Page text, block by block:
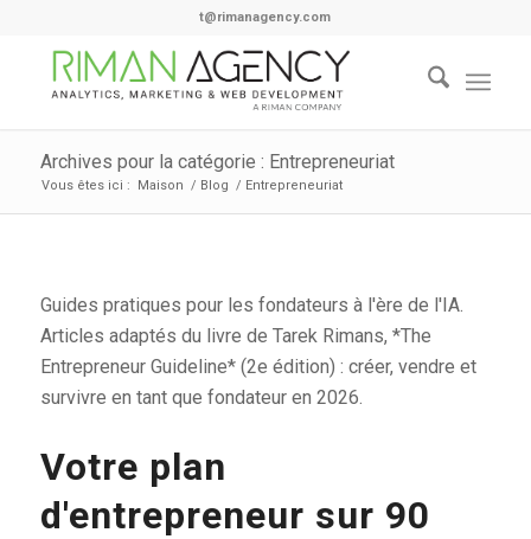
t@rimanagency.com
Archives pour la catégorie : Entrepreneuriat
Vous êtes ici : Maison / Blog / Entrepreneuriat
Guides pratiques pour les fondateurs à l'ère de l'IA.
Articles adaptés du livre de Tarek Rimans, *The
Entrepreneur Guideline* (2e édition) : créer, vendre et
survivre en tant que fondateur en 2026.
Votre plan
d'entrepreneur sur 90